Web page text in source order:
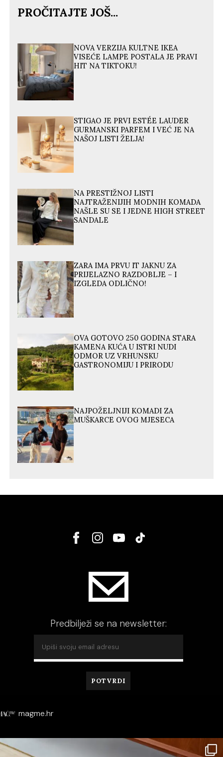
PROČITAJTE JOŠ...
NOVA VERZIJA KULTNE IKEA
VISEĆE LAMPE POSTALA JE PRAVI
HIT NA TIKTOKU!
STIGAO JE PRVI ESTÉE LAUDER
GURMANSKI PARFEM I VEĆ JE NA
NAŠOJ LISTI ŽELJA!
NA PRESTIŽNOJ LISTI
NAJTRAŽENIJIH MODNIH KOMADA
NAŠLE SU SE I JEDNE HIGH STREET
SANDALE
ZARA IMA PRVU IT JAKNU ZA
PRIJELAZNO RAZDOBLJE – I
IZGLEDA ODLIČNO!
OVA GOTOVO 250 GODINA STARA
KAMENA KUĆA U ISTRI NUDI
ODMOR UZ VRHUNSKU
GASTRONOMIJU I PRIRODU
NAJPOŽELJNIJI KOMADI ZA
MUŠKARCE OVOG MJESECA
Predbilježi se na newsletter:
magme.hr